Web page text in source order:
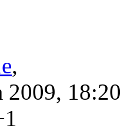
,
2009, 18:20